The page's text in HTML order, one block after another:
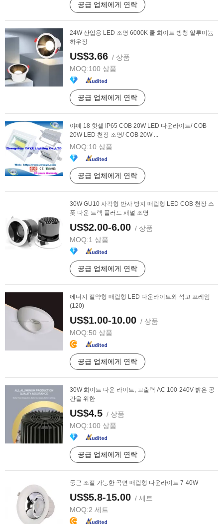
공급 업체에게 연락
24W 산업용 LED 조명 6000K 쿨 화이트 방청 알루미늄
하우징
US$3.66 / 상품
MOQ:100 상품
공급 업체에게 연락
야예 18 핫셀 IP65 COB 20W LED 다운라이트/ COB
20W LED 천장 조명/ COB 20W ...
MOQ:10 상품
공급 업체에게 연락
30W GU10 사각형 반사 방지 매립형 LED COB 천장 스
폿 다운 트랙 플러드 패널 조명
US$2.00-6.00 / 상품
MOQ:1 상품
공급 업체에게 연락
에너지 절약형 매립형 LED 다운라이트와 석고 프레임
(120)
US$1.00-10.00 / 상품
MOQ:50 상품
공급 업체에게 연락
30W 화이트 다운 라이트, 고출력 AC 100-240V 밝은 공
간을 위한
US$4.5 / 상품
MOQ:100 상품
공급 업체에게 연락
둥근 조절 가능한 곡면 매립형 다운라이트 7-40W
US$5.8-15.00 / 세트
MOQ:2 세트